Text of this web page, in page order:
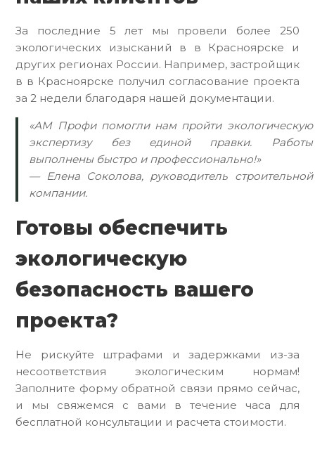
За последние 5 лет мы провели более 250
экологических изысканий в в Красноярске и
других регионах России. Например, застройщик
в в Красноярске получил согласование проекта
за 2 недели благодаря нашей документации.
«АМ Профи помогли нам пройти экологическую
экспертизу без единой правки. Работы
выполнены быстро и профессионально!»
— Елена Соколова, руководитель строительной
компании.
Готовы обеспечить
экологическую
безопасность вашего
проекта?
Не рискуйте штрафами и задержками из-за
несоответствия экологическим нормам!
Заполните форму обратной связи прямо сейчас,
и мы свяжемся с вами в течение часа для
бесплатной консультации и расчета стоимости.